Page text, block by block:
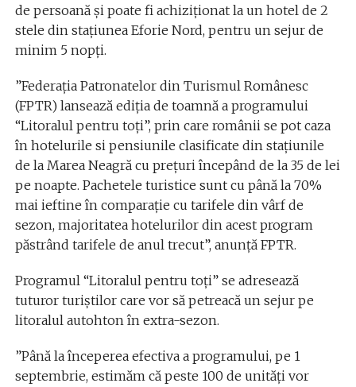
de persoană și poate fi achiziţionat la un hotel de 2
stele din staţiunea Eforie Nord, pentru un sejur de
minim 5 nopţi.
”Federaţia Patronatelor din Turismul Românesc
(FPTR) lansează ediţia de toamnă a programului
“Litoralul pentru toţi”, prin care românii se pot caza
în hotelurile si pensiunile clasificate din staţiunile
de la Marea Neagră cu preţuri începând de la 35 de lei
pe noapte. Pachetele turistice sunt cu până la 70%
mai ieftine în comparaţie cu tarifele din vârf de
sezon, majoritatea hotelurilor din acest program
păstrând tarifele de anul trecut”, anunţă FPTR.
Programul “Litoralul pentru toţi” se adresează
tuturor turiştilor care vor să petreacă un sejur pe
litoralul autohton în extra-sezon.
”Până la începerea efectiva a programului, pe 1
septembrie, estimăm că peste 100 de unităţi vor